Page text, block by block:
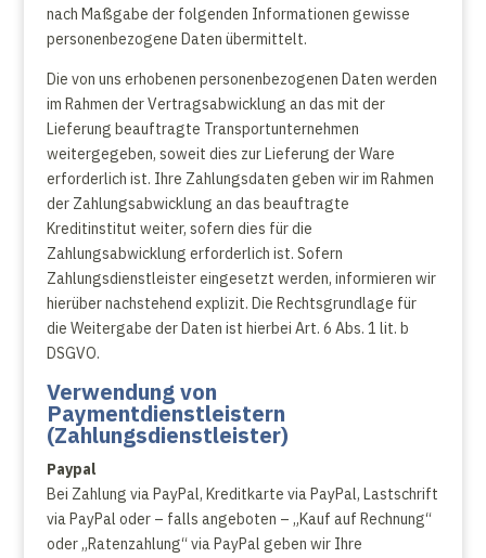
nach Maßgabe der folgenden Informationen gewisse
personenbezogene Daten übermittelt.
Die von uns erhobenen personenbezogenen Daten werden
im Rahmen der Vertragsabwicklung an das mit der
Lieferung beauftragte Transportunternehmen
weitergegeben, soweit dies zur Lieferung der Ware
erforderlich ist. Ihre Zahlungsdaten geben wir im Rahmen
der Zahlungsabwicklung an das beauftragte
Kreditinstitut weiter, sofern dies für die
Zahlungsabwicklung erforderlich ist. Sofern
Zahlungsdienstleister eingesetzt werden, informieren wir
hierüber nachstehend explizit. Die Rechtsgrundlage für
die Weitergabe der Daten ist hierbei Art. 6 Abs. 1 lit. b
DSGVO.
Verwendung von
Paymentdienstleistern
(Zahlungsdienstleister)
Paypal
Bei Zahlung via PayPal, Kreditkarte via PayPal, Lastschrift
via PayPal oder – falls angeboten – „Kauf auf Rechnung“
oder „Ratenzahlung“ via PayPal geben wir Ihre